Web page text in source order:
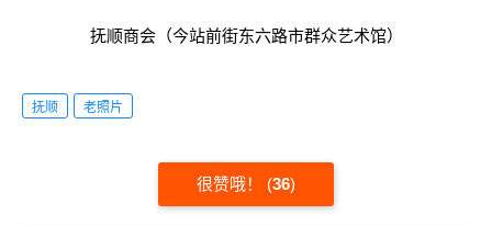
抚顺商会（今站前街东六路市群众艺术馆）
抚顺 老照片
很赞哦！ (36)